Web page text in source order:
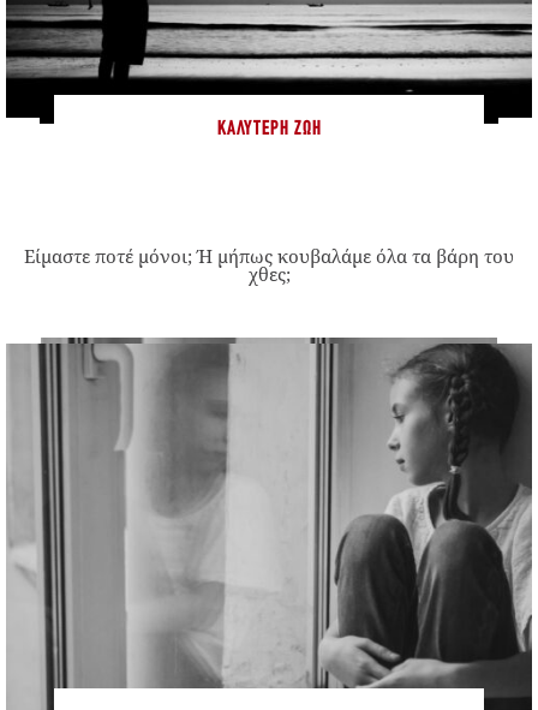
ΚΑΛΎΤΕΡΗ ΖΩΉ
Είμαστε ποτέ μόνοι; Ή μήπως κουβαλάμε όλα τα βάρη του
χθες;